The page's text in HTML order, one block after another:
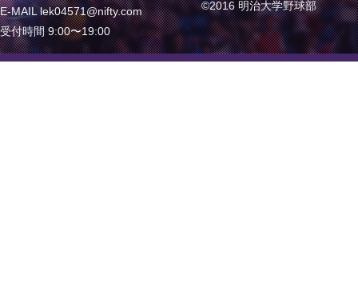
E-MAIL lek04571@nifty.com
受付時間 9:00〜19:00
©2016 明治大学野球部